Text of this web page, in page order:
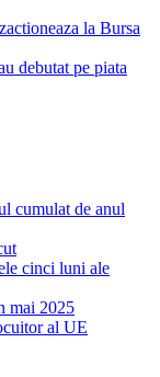
la Bursa
debutat pe piata
cumulat de anul
cinci luni ale
mai 2025
al UE